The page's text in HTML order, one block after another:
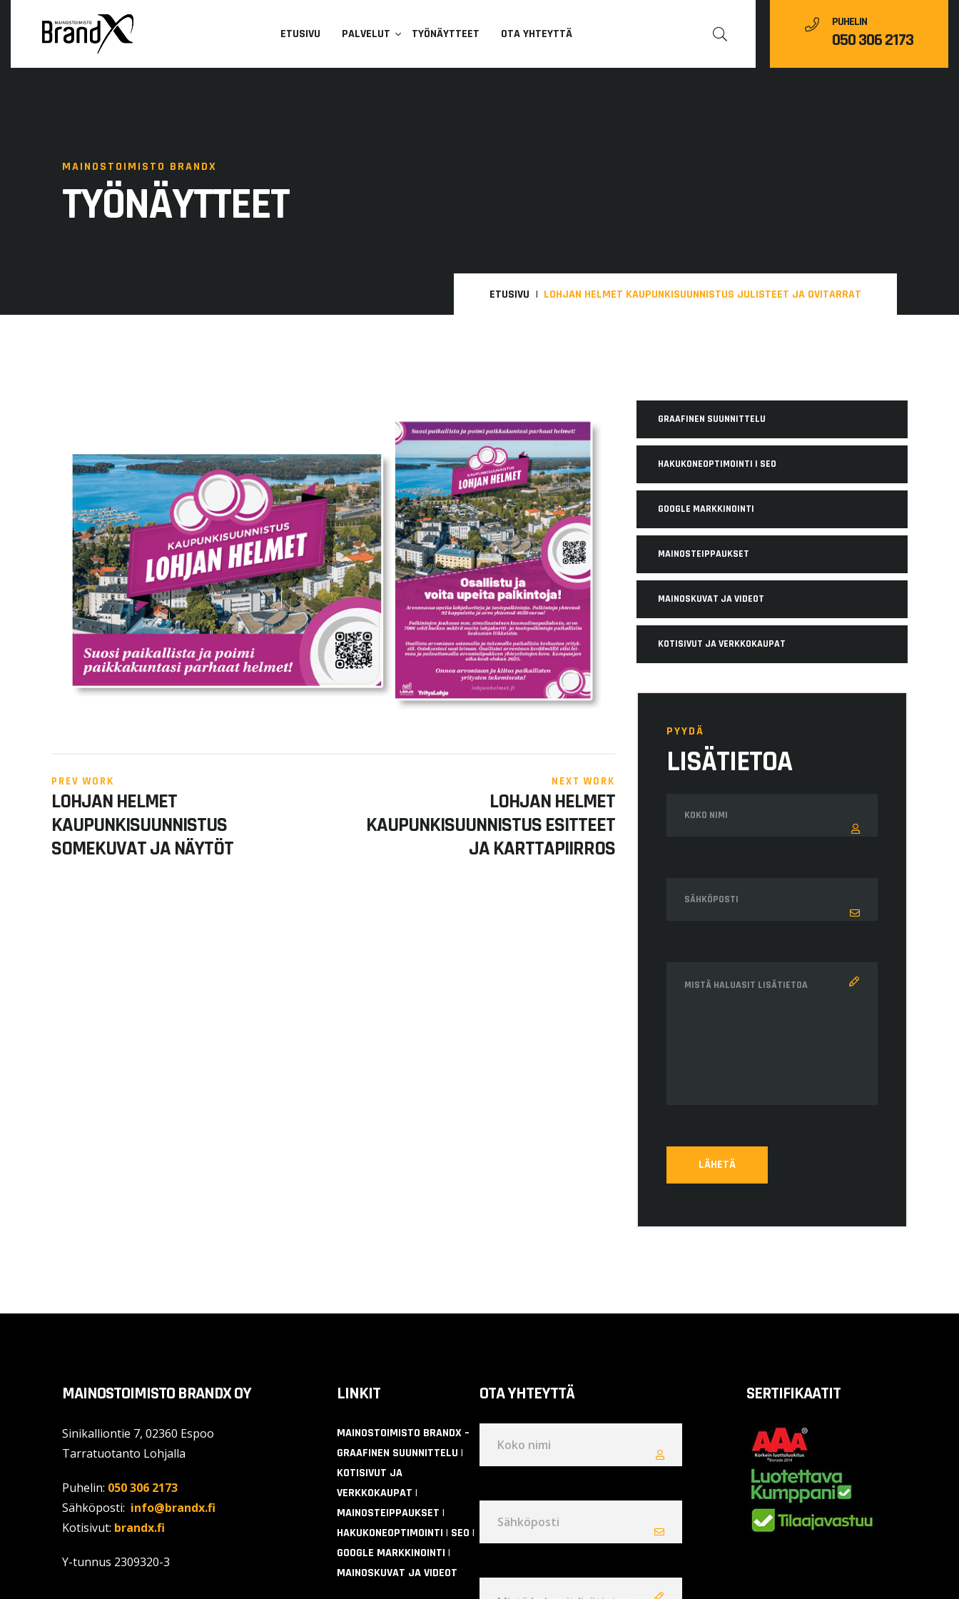
ETUSIVU PALVELUT TYÖNÄYTTEET OTA YHTEYTTÄ
PUHELIN
050 306 2173
MAINOSTOIMISTO BRANDX
TYÖNÄYTTEET
ETUSIVU LOHJAN HELMET KAUPUNKISUUNNISTUS JULISTEET JA OVITARRAT
PREV WORK
LOHJAN HELMET
KAUPUNKISUUNNISTUS
SOMEKUVAT JA NÄYTÖT
NEXT WORK
LOHJAN HELMET
KAUPUNKISUUNNISTUS ESITTEET
JA KARTTAPIIRROS
GRAAFINEN SUUNNITTELU
HAKUKONEOPTIMOINTI | SEO
GOOGLE MARKKINOINTI
MAINOSTEIPPAUKSET
MAINOSKUVAT JA VIDEOT
KOTISIVUT JA VERKKOKAUPAT
PYYDÄ
LISÄTIETOA
MAINOSTOIMISTO BRANDX OY
Sinikalliontie 7, 02360 Espoo
Tarratuotanto Lohjalla
Puhelin: 050 306 2173
Sähköposti: info@brandx.fi
Kotisivut: brandx.fi
Y-tunnus 2309320-3
LINKIT
MAINOSTOIMISTO BRANDX –
GRAAFINEN SUUNNITTELU |
KOTISIVUT JA
VERKKOKAUPAT |
MAINOSTEIPPAUKSET |
HAKUKONEOPTIMOINTI | SEO |
GOOGLE MARKKINOINTI |
MAINOSKUVAT JA VIDEOT
OTA YHTEYTTÄ SERTIFIKAATIT